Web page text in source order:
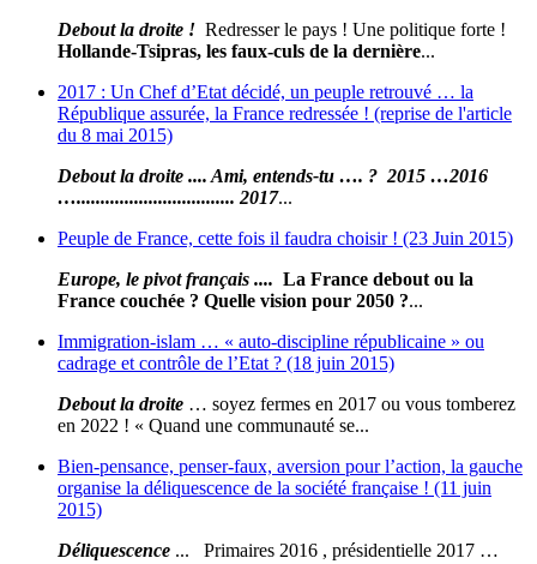
Debout la droite ! Redresser le pays ! Une politique forte !
Hollande-Tsipras, les faux-culs de la dernière...
2017 : Un Chef d’Etat décidé, un peuple retrouvé … la
République assurée, la France redressée ! (reprise de l'article
du 8 mai 2015)
Debout la droite .... Ami, entends-tu …. ? 2015 …2016
…................................. 2017...
Peuple de France, cette fois il faudra choisir ! (23 Juin 2015)
Europe, le pivot français .... La France debout ou la
France couchée ? Quelle vision pour 2050 ?...
Immigration-islam … « auto-discipline républicaine » ou
cadrage et contrôle de l’Etat ? (18 juin 2015)
Debout la droite … soyez fermes en 2017 ou vous tomberez
en 2022 ! « Quand une communauté se...
Bien-pensance, penser-faux, aversion pour l’action, la gauche
organise la déliquescence de la société française ! (11 juin
2015)
Déliquescence ... Primaires 2016 , présidentielle 2017 …